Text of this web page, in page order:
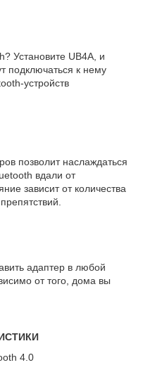
Установите UB4A, и
подключаться к нему
устройств
позволит наслаждаться
вдали от
зависит от количества
адаптер в любой
от того, дома вы
4.0